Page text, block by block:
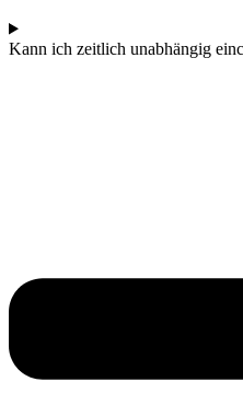
Kann ich zeitlich unabhängig